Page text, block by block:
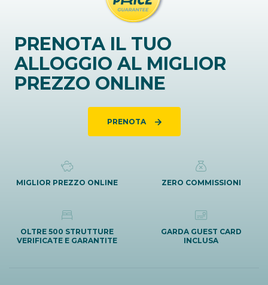
PRENOTA IL TUO
ALLOGGIO AL MIGLIOR
PREZZO ONLINE
PRENOTA
MIGLIOR PREZZO ONLINE ZERO COMMISSIONI
OLTRE 500 STRUTTURE
VERIFICATE E GARANTITE
GARDA GUEST CARD
INCLUSA